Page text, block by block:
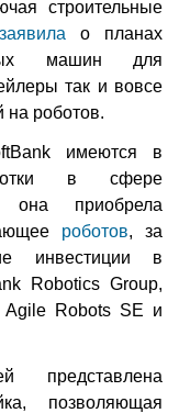
строительные
заявила о планах
машин для
так и вовсе
на роботов.
имеются в
в сфере
она приобрела
роботов, за
инвестиции в
Robotics Group,
Agile Robots SE и
позволяющая